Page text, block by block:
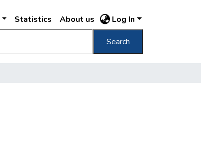
Statistics About us Log In
Search